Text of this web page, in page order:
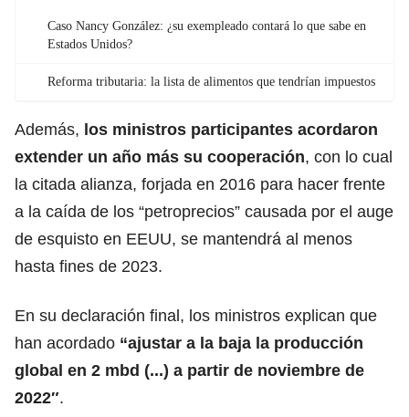
Caso Nancy González: ¿su exempleado contará lo que sabe en
Estados Unidos?
Reforma tributaria: la lista de alimentos que tendrían impuestos
Además, los ministros participantes acordaron
extender un año más su cooperación, con lo cual
la citada alianza, forjada en 2016 para hacer frente
a la caída de los “petroprecios” causada por el auge
de esquisto en EEUU, se mantendrá al menos
hasta fines de 2023.
En su declaración final, los ministros explican que
han acordado “ajustar a la baja la producción
global en 2 mbd (...) a partir de noviembre de
2022″.